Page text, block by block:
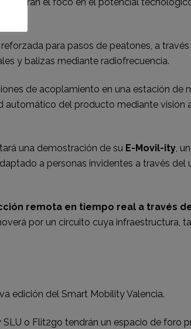
el foco en el potencial
para pasos de peatones, a través
y balizas mediante radiofrecuencia.
de acoplamiento en una estación de
automático del producto mediante visión
una demostración de su E-Movil-ity, un
a personas invidentes a través del
remota en tiempo real a través
por un circuito cuya infraestructura,
edición del Smart Mobility Valencia.
SLU o Flit2go tendrán un espacio de foro